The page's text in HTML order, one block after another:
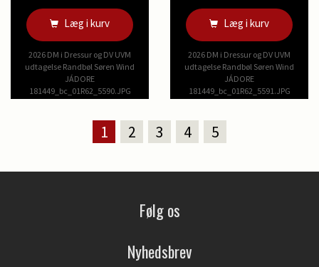
Læg i kurv
2026 DM i Dressur og DV UVM
udtagelse Randbøl Søren Wind
JÁDORE
181449_bc_01R62_5590.JPG
Læg i kurv
2026 DM i Dressur og DV UVM
udtagelse Randbøl Søren Wind
JÁDORE
181449_bc_01R62_5591.JPG
1 2 3 4 5
Følg os
Nyhedsbrev